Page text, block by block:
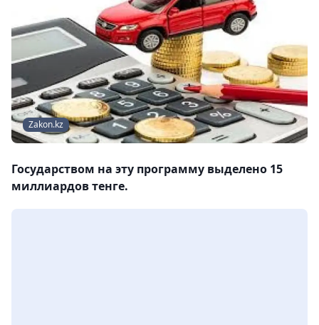
Zakon.kz
Государством на эту программу выделено 15
миллиардов тенге.